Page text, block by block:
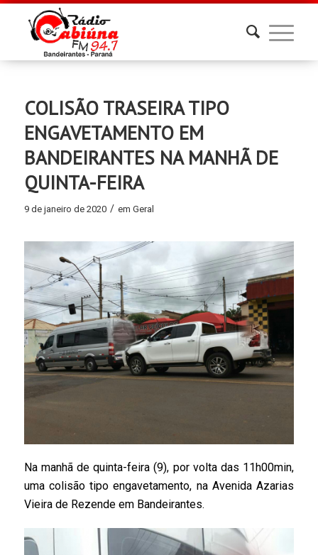
COLISÃO TRASEIRA TIPO
ENGAVETAMENTO EM
BANDEIRANTES NA MANHÃ DE
QUINTA-FEIRA
9 de janeiro de 2020 / em Geral
Na manhã de quinta-feira (9), por volta das 11h00min,
uma colisão tipo engavetamento, na Avenida Azarias
Vieira de Rezende em Bandeirantes.